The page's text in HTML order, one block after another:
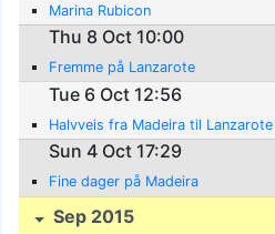
Marina Rubicon
Thu 8 Oct 10:00
Fremme på Lanzarote
Tue 6 Oct 12:56
Halvveis fra Madeira til Lanzarote
Sun 4 Oct 17:29
Fine dager på Madeira
Sep 2015